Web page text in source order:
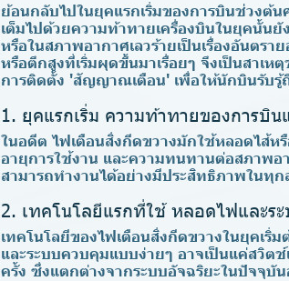
ย้อนกลับไปในยุคแรกเริ่มของการบินช่วงต้น
เต็มไปด้วยความท้าทายเครื่องบินในยุคนั้น
หรือในสภาพอากาศเลวร้ายเป็นเรื่องอันตร
หรือตึกสูงที่เริ่มผุดขึ้นมาเรื่อยๆ จึงเป็นสาเ
การติดตั้ง 'สัญญาณเตือน' เพื่อให้นักบินรับรู้
1. ยุคแรกเริ่ม ความท้าทายของการบิน
ในอดีต ไฟเตือนสิ่งกีดขวางมักใช้หลอดไส้ห
อายุการใช้งาน และความทนทานต่อสภาพอ
สามารถทำงานได้อย่างมีประสิทธิภาพในทุ
2. เทคโนโลยีแรกที่ใช้ หลอดไฟและร
เทคโนโลยีของไฟเตือนสิ่งกีดขวางในยุคเริ่
และระบบควบคุมแบบง่ายๆ อาจเป็นแค่สวิต
ครั้ง ซึ่งแตกต่างจากระบบอัจฉริยะในปัจจุบั